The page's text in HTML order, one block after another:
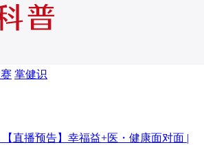
掌健识
【直播预告】幸福益+医・健康面对面 |